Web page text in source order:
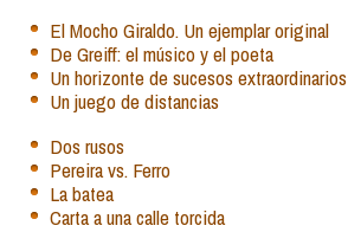
El Mocho Giraldo. Un ejemplar original
De Greiff: el músico y el poeta
Un horizonte de sucesos extraordinarios
Un juego de distancias
Dos rusos
Pereira vs. Ferro
La batea
Carta a una calle torcida